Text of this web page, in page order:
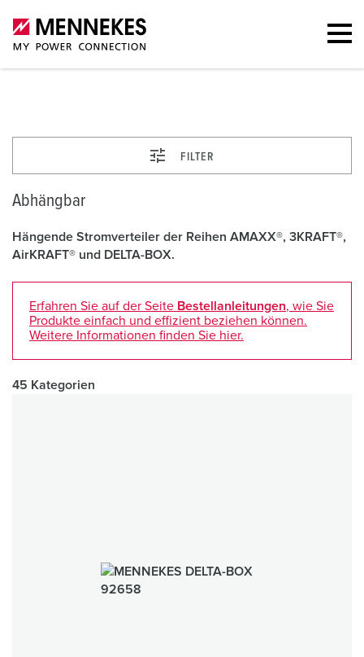
Abhängbar
FILTER
Abhängbar
Hängende Stromverteiler der Reihen AMAXX®, 3KRAFT®,
AirKRAFT® und DELTA-BOX.
Erfahren Sie auf der Seite Bestellanleitungen, wie Sie
Produkte einfach und effizient beziehen können.
Weitere Informationen finden Sie hier.
45 Kategorien